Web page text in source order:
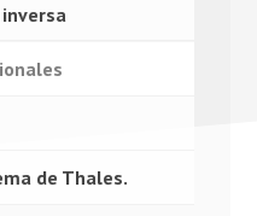
de Thales.